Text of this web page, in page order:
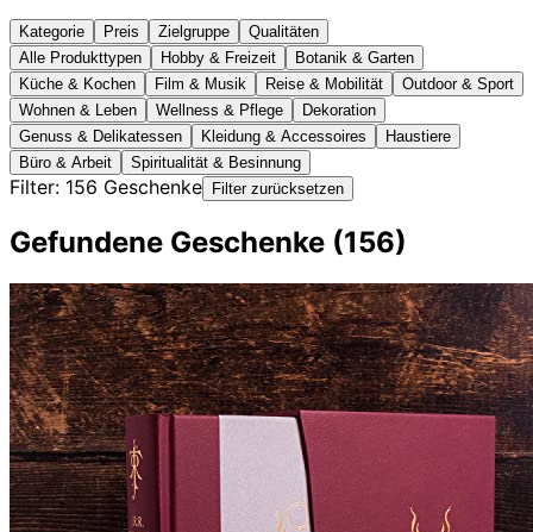
Kategorie Preis Zielgruppe
Qualitäten
Alle Produkttypen
Hobby & Freizeit
Botanik & Garten
Küche & Kochen
Film & Musik Reise & Mobilität
Outdoor & Sport
Wohnen & Leben
Wellness & Pflege
Dekoration
Genuss & Delikatessen
Kleidung & Accessoires
Haustiere
Büro & Arbeit
Spiritualität & Besinnung
Filter: 156 Geschenke Filter zurücksetzen
Gefundene Geschenke (156)